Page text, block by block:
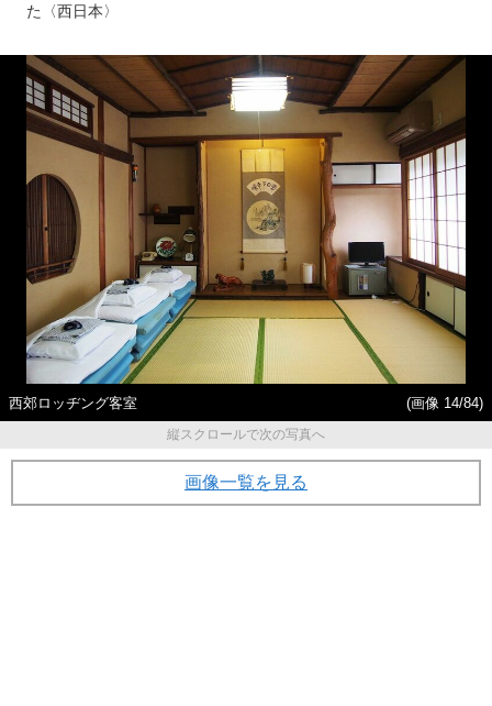
た〈西日本〉
西郊ロッヂング客室
(画像 14/84)
縦スクロールで次の写真へ
画像一覧を見る